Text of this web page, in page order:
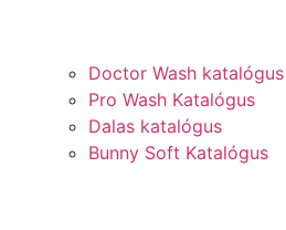
Doctor Wash katalógus
Pro Wash Katalógus
Dalas katalógus
Bunny Soft Katalógus